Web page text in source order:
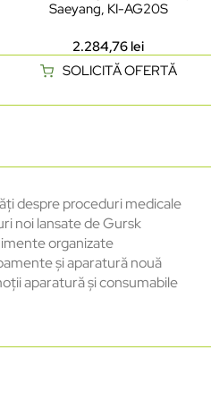
Saeyang, KI-AG20S
2.284,76lei
SOLICITĂ OFERTĂ
despre proceduri medicale
noi lansate de Gursk
organizate
și aparatură nouă
aparatură și consumabile